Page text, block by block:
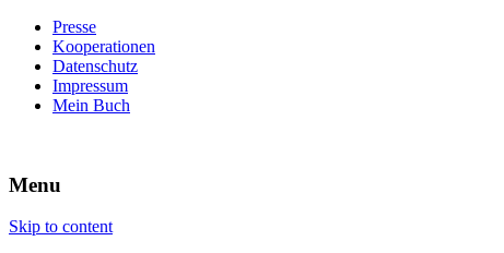
Presse
Kooperationen
Datenschutz
Impressum
Mein Buch
Villa König
Menu
Skip to content